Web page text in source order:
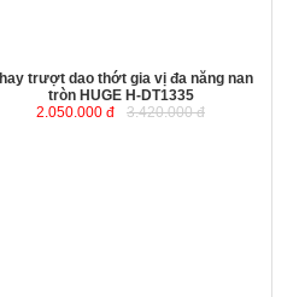
trượt dao thớt gia vị đa năng nan
tròn HUGE H-DT1335
2.050.000 đ
3.420.000 đ